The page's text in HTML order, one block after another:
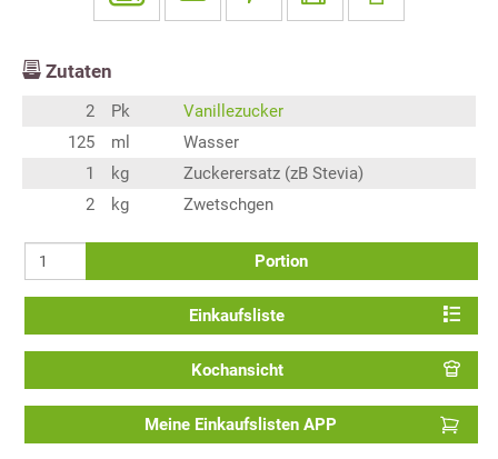
Zutaten
2 Pk
Vanillezucker
125
ml
Wasser
1
kg
Zuckerersatz (zB Stevia)
2
kg Zwetschgen
Portion
Einkaufsliste
Kochansicht
Meine Einkaufslisten APP